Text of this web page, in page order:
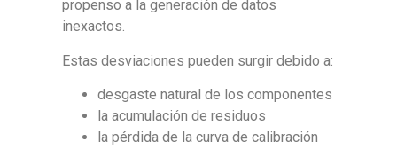
propenso a la generación de datos
inexactos.
Estas desviaciones pueden surgir debido a:
desgaste natural de los componentes
la acumulación de residuos
la pérdida de la curva de calibración